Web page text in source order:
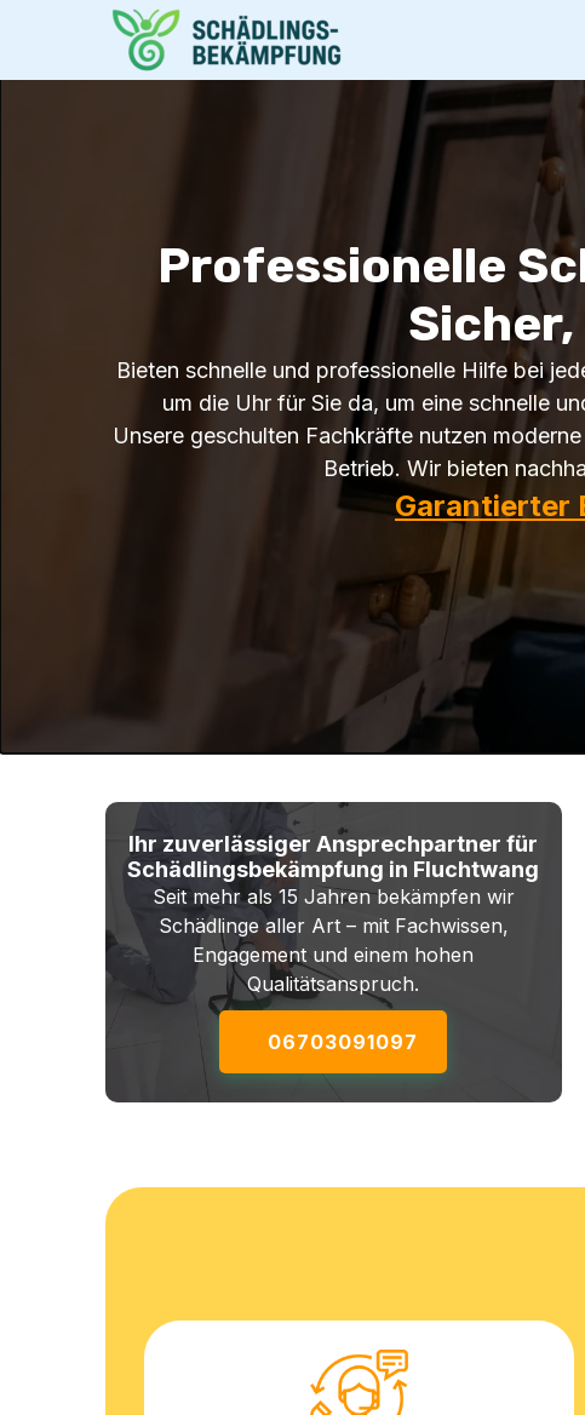
Professionelle
Bieten schnelle und professionelle Hilfe bei
um die Uhr für Sie da, um eine schnelle
Unsere geschulten Fachkräfte nutzen
Betrieb. Wir bieten
Garantierter
Ihr zuverlässiger Ansprechpartner für
Schädlingsbekämpfung in Fluchtwang
Seit mehr als 15 Jahren bekämpfen wir
Schädlinge aller Art – mit Fachwissen,
Engagement und einem hohen
Qualitätsanspruch.
06703091097